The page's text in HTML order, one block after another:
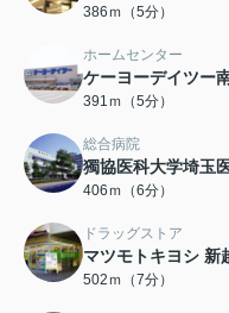
386ｍ（5分）
ホームセンター
ケーヨーデイツー
391ｍ（5分）
総合病院
獨協医科大学埼玉
406ｍ（6分）
ドラッグストア
マツモトキヨシ 新
502ｍ（7分）